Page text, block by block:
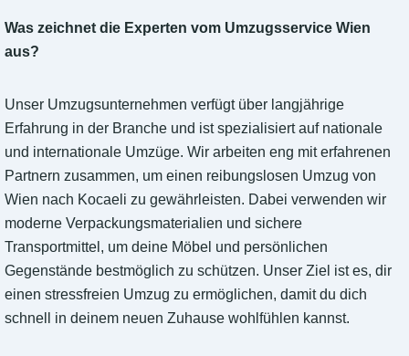
Was zeichnet die Experten vom Umzugsservice Wien
aus?
Unser Umzugsunternehmen verfügt über langjährige
Erfahrung in der Branche und ist spezialisiert auf nationale
und internationale Umzüge. Wir arbeiten eng mit erfahrenen
Partnern zusammen, um einen reibungslosen Umzug von
Wien nach Kocaeli zu gewährleisten. Dabei verwenden wir
moderne Verpackungsmaterialien und sichere
Transportmittel, um deine Möbel und persönlichen
Gegenstände bestmöglich zu schützen. Unser Ziel ist es, dir
einen stressfreien Umzug zu ermöglichen, damit du dich
schnell in deinem neuen Zuhause wohlfühlen kannst.